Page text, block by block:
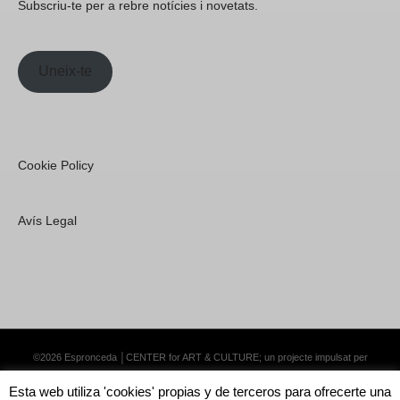
Subscriu-te per a rebre notícies i novetats.
Uneix-te
Cookie Policy
Avís Legal
©2026 Espronceda │CENTER for ART & CULTURE; un projecte impulsat per
Esta web utiliza 'cookies' propias y de terceros para ofrecerte una